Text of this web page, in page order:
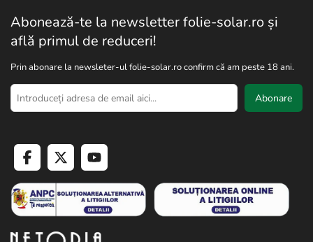
Abonează-te la newsletter folie-solar.ro și
află primul de reduceri!
Prin abonare la newsleter-ul folie-solar.ro confirm că am peste 18 ani.
Abonare